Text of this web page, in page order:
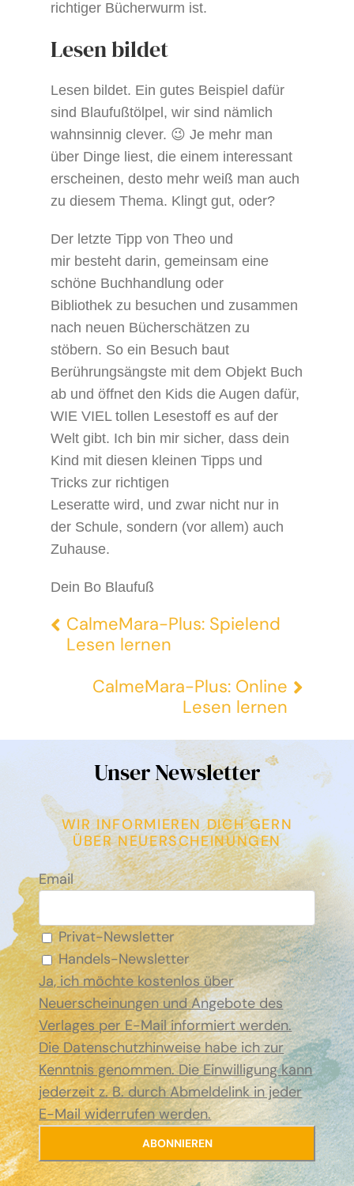
richtiger Bücherwurm ist.
Lesen bildet
Lesen bildet. Ein gutes Beispiel dafür
sind Blaufußtölpel, wir sind nämlich
wahnsinnig clever. 😉 Je mehr man
über Dinge liest, die einem interessant
erscheinen, desto mehr weiß man auch
zu diesem Thema. Klingt gut, oder?
Der letzte Tipp von Theo und
mir besteht darin, gemeinsam eine
schöne Buchhandlung oder
Bibliothek zu besuchen und zusammen
nach neuen Bücherschätzen zu
stöbern. So ein Besuch baut
Berührungsängste mit dem Objekt Buch
ab und öffnet den Kids die Augen dafür,
WIE VIEL tollen Lesestoff es auf der
Welt gibt. Ich bin mir sicher, dass dein
Kind mit diesen kleinen Tipps und
Tricks zur richtigen
Leseratte wird, und zwar nicht nur in
der Schule, sondern (vor allem) auch
Zuhause.
Dein Bo Blaufuß
CalmeMara-Plus: Spielend
Lesen lernen
CalmeMara-Plus: Online
Lesen lernen
Unser Newsletter
WIR INFORMIEREN DICH GERN
ÜBER NEUERSCHEINUNGEN
Email
Privat-Newsletter
Handels-Newsletter
Ja, ich möchte kostenlos über
Neuerscheinungen und Angebote des
Verlages per E-Mail informiert werden.
Die Datenschutzhinweise habe ich zur
Kenntnis genommen. Die Einwilligung kann
jederzeit z. B. durch Abmeldelink in jeder
E-Mail widerrufen werden.